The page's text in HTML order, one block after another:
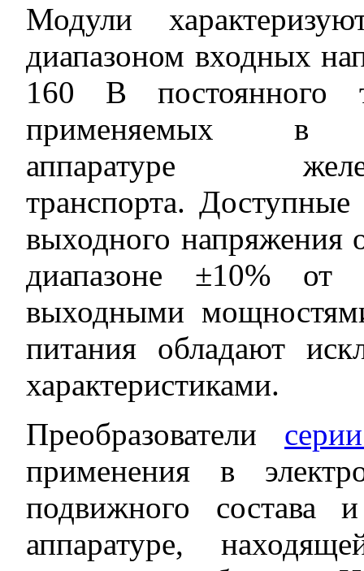
Модули
диапазоном входных
160 В постоянного
применяемых в
аппаратуре
транспорта.
выходного напряжения
диапазоне ±10% от
выходными
питания обладают
характеристиками.
Преобразователи
применения в
подвижного состава
аппаратуре,